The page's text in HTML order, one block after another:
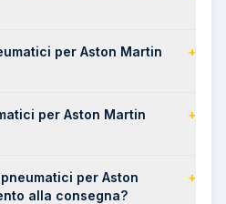
per Aston Martin
+
per Aston Martin
+
per Aston
alla consegna?
+